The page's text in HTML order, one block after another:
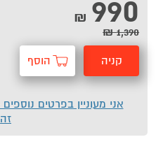
990
₪
1,390 ₪
קניה הוסף
אני מעוניין בפרטים
זה